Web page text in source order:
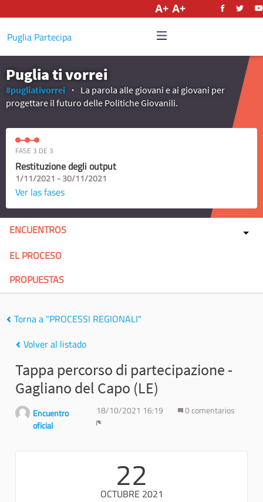
Puglia Partecipa
Puglia ti vorrei
#pugliativorrei
La parola alle giovani e ai giovani per
progettare il futuro delle Politiche Giovanili.
FASE 3 DE 3
Restituzione degli output
1/11/2021 - 30/11/2021
Ver las fases
ENCUENTROS
EL PROCESO
PROPUESTAS
Torna a "PROCESSI REGIONALI"
Volver al listado
Tappa percorso di partecipazione -
Gagliano del Capo (LE)
Encuentro
oficial
18/10/2021 16:19
0 comentarios
22
OCTUBRE 2021